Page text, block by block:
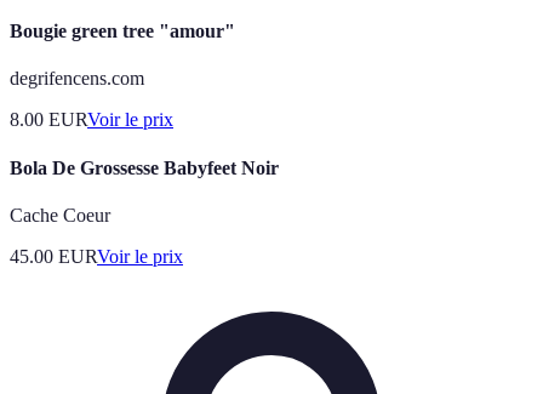
Bougie green tree "amour"
degrifencens.com
8.00 EURVoir le prix
Bola De Grossesse Babyfeet Noir
Cache Coeur
45.00 EURVoir le prix